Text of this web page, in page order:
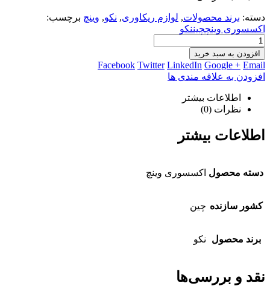
دسته: برند محصولات, لوازم ریکاوری, نکو, وینچ برچسب:
اکسسوری وینچچیننکو
افزودن به سبد خرید
Facebook Twitter LinkedIn Google + Email
افزودن به علاقه مندی ها
اطلاعات بیشتر
نظرات (0)
اطلاعات بیشتر
دسته محصول اکسسوری وینچ
کشور سازنده چین
برند محصول نکو
نقد و بررسی‌ها